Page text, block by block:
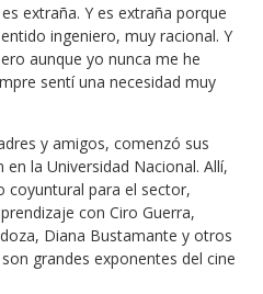
extraña. Y es extraña porque
ingeniero, muy racional. Y
aunque yo nunca me he
sentí una necesidad muy
y amigos, comenzó sus
la Universidad Nacional. Allí,
para el sector,
con Ciro Guerra,
Diana Bustamante y otros
grandes exponentes del cine